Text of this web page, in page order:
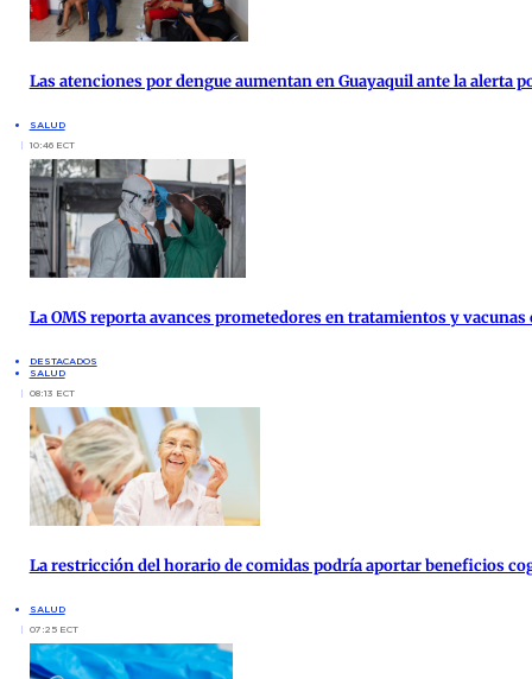
Las atenciones por dengue aumentan en Guayaquil ante la alerta
SALUD
10:46 ECT
La OMS reporta avances prometedores en tratamientos y
DESTACADOS
SALUD
08:13 ECT
La restricción del horario de comidas podría aportar beneficios
SALUD
07:25 ECT